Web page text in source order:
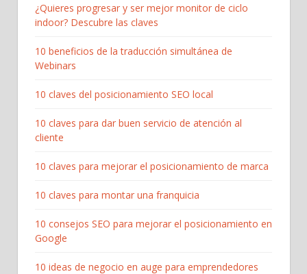
¿Quieres progresar y ser mejor monitor de ciclo
indoor? Descubre las claves
10 beneficios de la traducción simultánea de
Webinars
10 claves del posicionamiento SEO local
10 claves para dar buen servicio de atención al
cliente
10 claves para mejorar el posicionamiento de marca
10 claves para montar una franquicia
10 consejos SEO para mejorar el posicionamiento en
Google
10 ideas de negocio en auge para emprendedores